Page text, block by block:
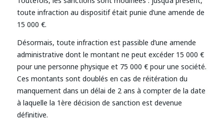
toute infraction au dispositif était punie d’une amende de
15 000 €.
Désormais, toute infraction est passible d’une amende
administrative dont le montant ne peut excéder 15 000 €
pour une personne physique et 75 000 € pour une société.
Ces montants sont doublés en cas de réitération du
manquement dans un délai de 2 ans à compter de la date
à laquelle la 1ère décision de sanction est devenue
définitive.